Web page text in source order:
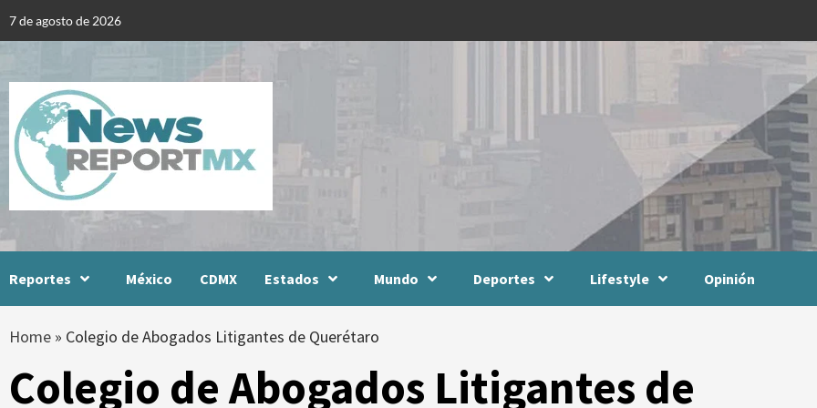
7 de agosto de 2026
Reportes México CDMX Estados Mundo Deportes Lifestyle Opinión
Home » Colegio de Abogados Litigantes de Querétaro
Colegio de Abogados Litigantes de